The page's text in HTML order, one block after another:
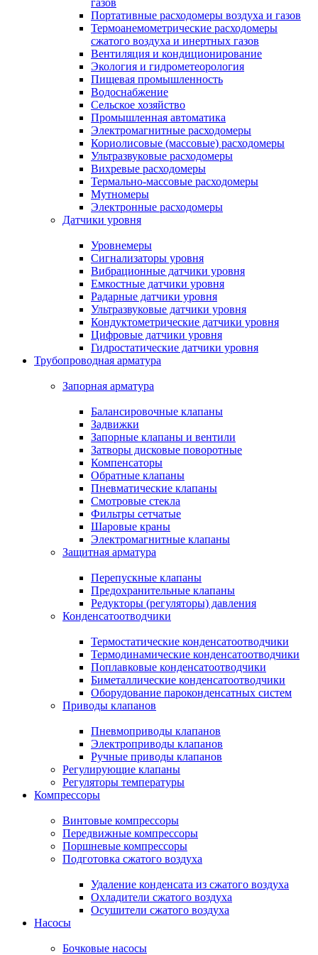
газов
Портативные расходомеры воздуха и газов
Термоанемометрические расходомеры
сжатого воздуха и инертных газов
Вентиляция и кондиционирование
Экология и гидрометеорология
Пищевая промышленность
Водоснабжение
Сельское хозяйство
Промышленная автоматика
Электромагнитные расходомеры
Кориолисовые (массовые) расходомеры
Ультразвуковые расходомеры
Вихревые расходомеры
Термально-массовые расходомеры
Мутномеры
Электронные расходомеры
Датчики уровня
Уровнемеры
Сигнализаторы уровня
Вибрационные датчики уровня
Емкостные датчики уровня
Радарные датчики уровня
Ультразвуковые датчики уровня
Кондуктометрические датчики уровня
Цифровые датчики уровня
Гидростатические датчики уровня
Трубопроводная арматура
Запорная арматура
Балансировочные клапаны
Задвижки
Запорные клапаны и вентили
Затворы дисковые поворотные
Компенсаторы
Обратные клапаны
Пневматические клапаны
Смотровые стекла
Фильтры сетчатые
Шаровые краны
Электромагнитные клапаны
Защитная арматура
Перепускные клапаны
Предохранительные клапаны
Редукторы (регуляторы) давления
Конденсатоотводчики
Термостатические конденсатоотводчики
Термодинамические конденсатоотводчики
Поплавковые конденсатоотводчики
Биметаллические конденсатоотводчики
Оборудование пароконденсатных систем
Приводы клапанов
Пневмоприводы клапанов
Электроприводы клапанов
Ручные приводы клапанов
Регулирующие клапаны
Регуляторы температуры
Компрессоры
Винтовые компрессоры
Передвижные компрессоры
Поршневые компрессоры
Подготовка сжатого воздуха
Удаление конденсата из сжатого воздуха
Охладители сжатого воздуха
Осушители сжатого воздуха
Насосы
Бочковые насосы